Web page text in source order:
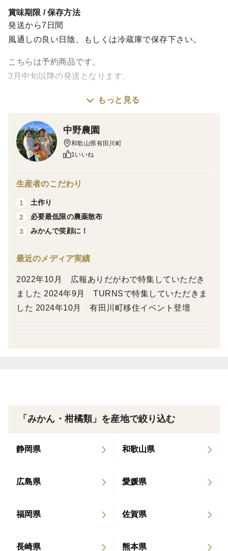
賞味期限 / 保存方法
発送から7日間
風通しの良い日陰、もしくは冷蔵庫で保存下さい。
こちらは予約商品です。
3月中旬以降の発送となります。
かがでしょうか？
超ジューシーで酸味と甘みのバランスが絶妙に仕上がり
ました。
国産オレンジをお探しなら中野農園の清見オレンジを試
してみませんか♪
黒点・スレ傷なども入ります。
過度に見た目が悪いものは入りません。
10キロ箱を2つ結束して発送します。
べるのがオススメです。
【中野農園の栽培特徴】
美味しく味わい深いみかんができます。
また肥料や土壌改良資材などは有機質のものにこだわ
牡蠣殻などミネラル補給ができるものも使用します。
もっと見る
中野農園
和歌山県有田川町
1いいね
生産者のこだわり
1
土作り
2
必要最低限の農薬散布
3
みかんで笑顔に！
最近のメディア実績
2022年10月 広報ありだがわで特集していただき
ました 2024年9月 TURNSで特集していただきま
した 2024年10月 有田川町移住イベント登壇
「みかん・柑橘類」を産地で絞り込む
静岡県 和歌山県
広島県 愛媛県
福岡県 佐賀県
長崎県 熊本県